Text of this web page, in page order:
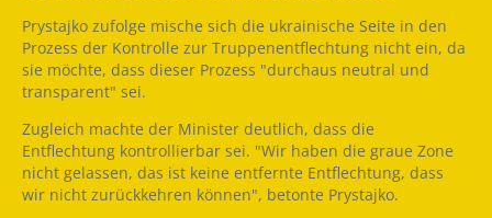
Prystajko zufolge mische sich die ukrainische Seite in den
Prozess der Kontrolle zur Truppenentflechtung nicht ein, da
sie möchte, dass dieser Prozess "durchaus neutral und
transparent" sei.
Zugleich machte der Minister deutlich, dass die
Entflechtung kontrollierbar sei. "Wir haben die graue Zone
nicht gelassen, das ist keine entfernte Entflechtung, dass
wir nicht zurückkehren können", betonte Prystajko.